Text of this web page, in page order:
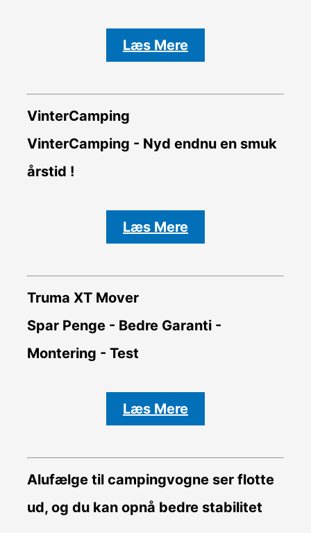
Læs Mere
VinterCamping
VinterCamping - Nyd endnu en smuk
årstid !
Læs Mere
Truma XT Mover
Spar Penge - Bedre Garanti -
Montering - Test
Læs Mere
Alufælge til campingvogne ser flotte
ud, og du kan opnå bedre stabilitet